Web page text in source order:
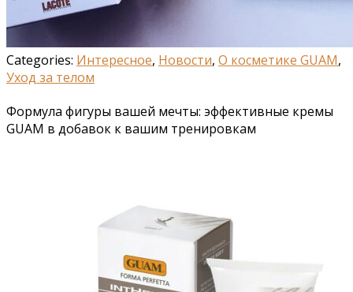
Categories: Интересное, Новости, О косметике GUAM,
Уход за телом
Формула фигуры вашей мечты: эффективные кремы
GUAM в добавок к вашим тренировкам